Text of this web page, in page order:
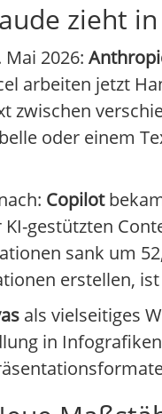
zieht
2026:
arbeiten jetzt
zwischen
oder einem
Copilot
gestützten
sank um
erstellen,
als vielseitiges
in